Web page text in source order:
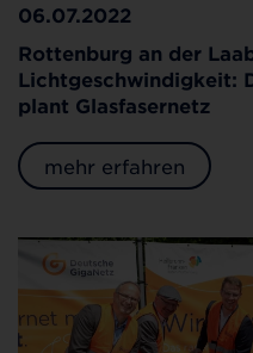
06.07.2022
Rottenburg an der
Lichtgeschwindigkeit:
plant Glasfasernetz
mehr erfahren